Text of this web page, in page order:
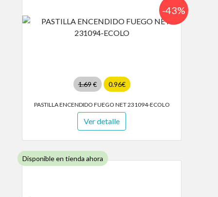
1.69€ 0.96€
-43%
PASTILLA ENCENDIDO FUEGO NET 231094-ECOLO
Ver detalle
Disponible en tienda ahora